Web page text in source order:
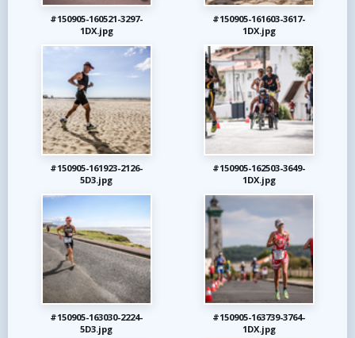
#150905-160521-3297-
1DX.jpg
#150905-161603-3617-
1DX.jpg
#150905-161923-2126-
5D3.jpg
#150905-162503-3649-
1DX.jpg
#150905-163030-2224-
5D3.jpg
#150905-163739-3764-
1DX.jpg